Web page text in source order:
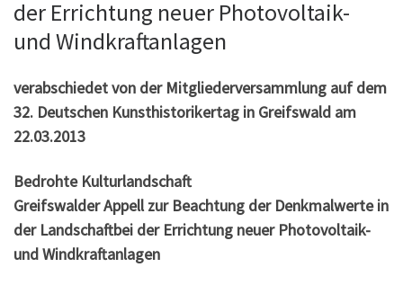
der Errichtung neuer Photo­voltaik-
und Wind­kraft­anlagen
verabschiedet von der Mitgliederversammlung auf dem
32. Deutschen Kunst­historikertag in Greifswald am
22.03.2013
Bedrohte Kulturlandschaft
Greifswalder Appell zur Beachtung der Denkmalwerte in
der Landschaftbei der Errichtung neuer Photovoltaik-
und Windkraftanlagen